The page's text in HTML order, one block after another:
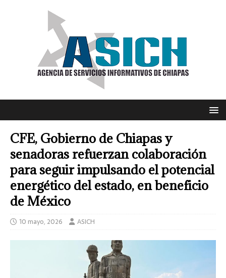
CFE, Gobierno de Chiapas y
senadoras refuerzan colaboración
para seguir impulsando el potencial
energético del estado, en beneficio
de México
10 mayo, 2026 ASICH